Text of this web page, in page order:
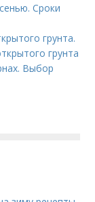
Сроки
грунта.
грунта
Выбор